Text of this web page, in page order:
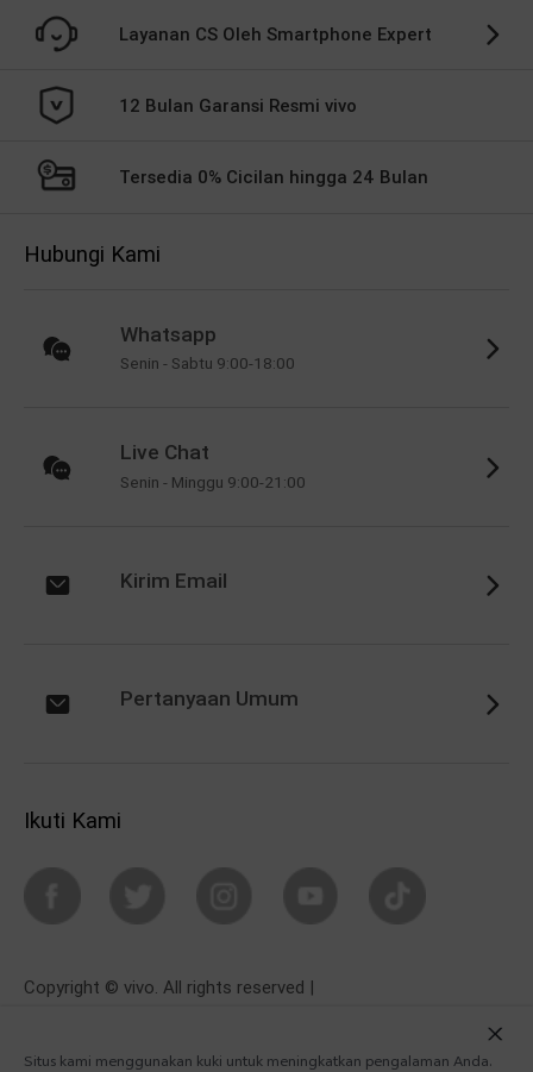
Layanan CS Oleh Smartphone Expert
12 Bulan Garansi Resmi vivo
Tersedia 0% Cicilan hingga 24 Bulan
Hubungi Kami
Whatsapp
Senin - Sabtu 9:00-18:00
Live Chat
Senin - Minggu 9:00-21:00
Kirim Email
Pertanyaan Umum
Ikuti Kami
Copyright © vivo. All rights reserved |
Situs kami menggunakan kuki untuk meningkatkan pengalaman Anda.